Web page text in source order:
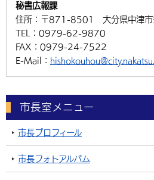
秘書広報課
住所： 〒871-8501 大分県中津市
TEL： 0979-62-9870
FAX： 0979-24-7522
E-Mail：
市長室メニュー
市長プロフィール
市長フォトアルバム